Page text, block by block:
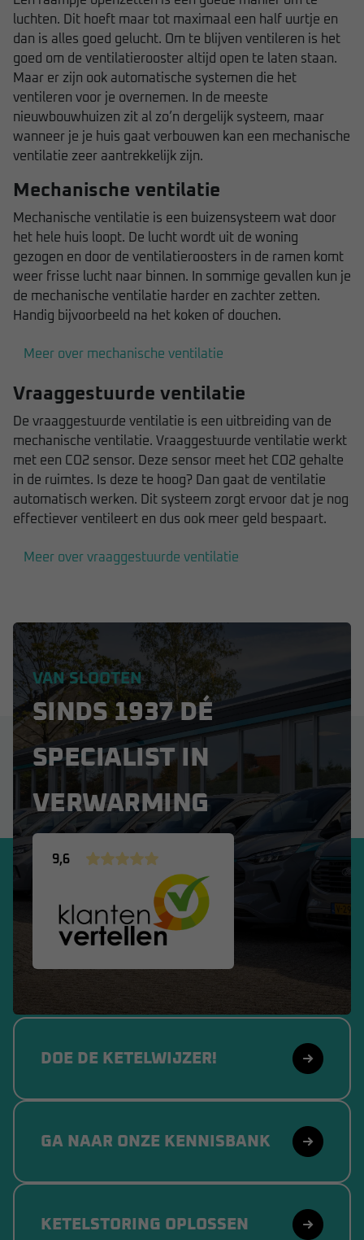
luchten. Dit hoeft maar tot maximaal een half uurtje en
dan is alles goed gelucht. Om te blijven ventileren is het
goed om de ventilatierooster altijd open te laten staan.
Maar er zijn ook automatische systemen die het
ventileren voor je overnemen. In de meeste
nieuwbouwhuizen zit al zo’n dergelijk systeem, maar
wanneer je je huis gaat verbouwen kan een mechanische
ventilatie zeer aantrekkelijk zijn.
Mechanische ventilatie
Mechanische ventilatie is een buizensysteem wat door
het hele huis loopt. De lucht wordt uit de woning
gezogen en door de ventilatieroosters in de ramen komt
weer frisse lucht naar binnen. In sommige gevallen kun je
de mechanische ventilatie harder en zachter zetten.
Handig bijvoorbeeld na het koken of douchen.
Meer over mechanische ventilatie
Vraaggestuurde ventilatie
De vraaggestuurde ventilatie is een uitbreiding van de
mechanische ventilatie. Vraaggestuurde ventilatie werkt
met een CO2 sensor. Deze sensor meet het CO2 gehalte
in de ruimtes. Is deze te hoog? Dan gaat de ventilatie
automatisch werken. Dit systeem zorgt ervoor dat je nog
effectiever ventileert en dus ook meer geld bespaart.
Meer over vraaggestuurde ventilatie
VAN SLOOTEN
SINDS 1937 DÉ
SPECIALIST IN
VERWARMING
9,6
DOE DE KETELWIJZER!
GA NAAR ONZE KENNISBANK
KETELSTORING OPLOSSEN